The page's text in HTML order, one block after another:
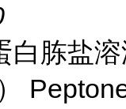
白胨盐